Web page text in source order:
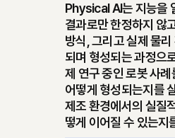
Physical AI는 지능을
결과로만 한정하지 않
방식, 그리고 실제 물
되며 형성되는 과정으
제 연구 중인 로봇 사
어떻게 형성되는지를
제조 환경에서의 실질
떻게 이어질 수 있는지